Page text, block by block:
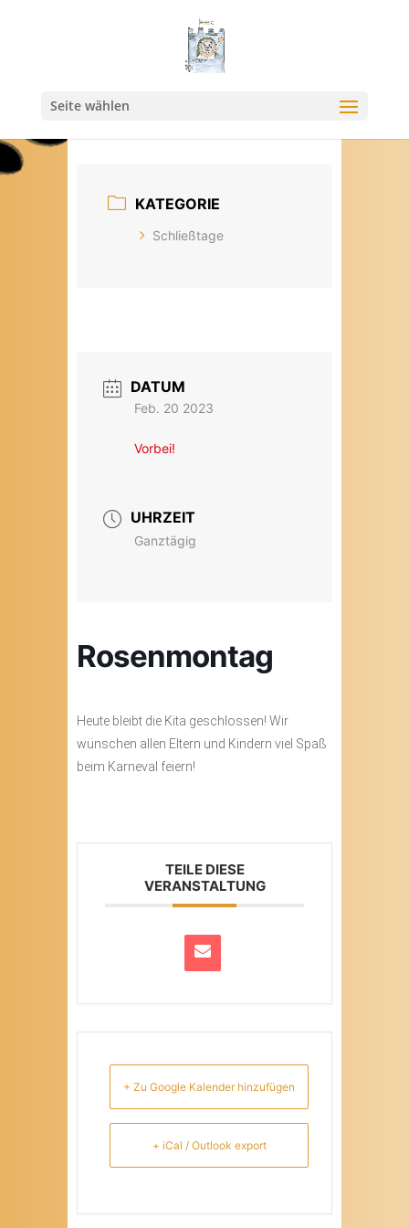
Seite wählen
KATEGORIE
Schließtage
DATUM
Feb. 20 2023
Vorbei!
UHRZEIT
Ganztägig
Rosenmontag
Heute bleibt die Kita geschlossen! Wir
wünschen allen Eltern und Kindern viel Spaß
beim Karneval feiern!
TEILE DIESE
VERANSTALTUNG
+ Zu Google Kalender hinzufügen
+ iCal / Outlook export